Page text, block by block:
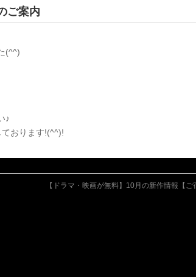
ご案内
(^^)
♪
おります!(^^)!
【ドラマ・映画が無料】10月の新作情報【ご